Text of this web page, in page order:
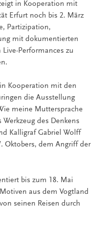
in Kooperation mit
Erfurt noch bis 2. März
Partizipation,
mit dokumentierten
Performances zu
Kooperation mit den
die Ausstellung
meine Muttersprache
des Denkens
Kalligraf Gabriel Wolff
Oktobers, dem Angriff der
bis zum 18. Mai
aus dem Vogtland
seinen Reisen durch